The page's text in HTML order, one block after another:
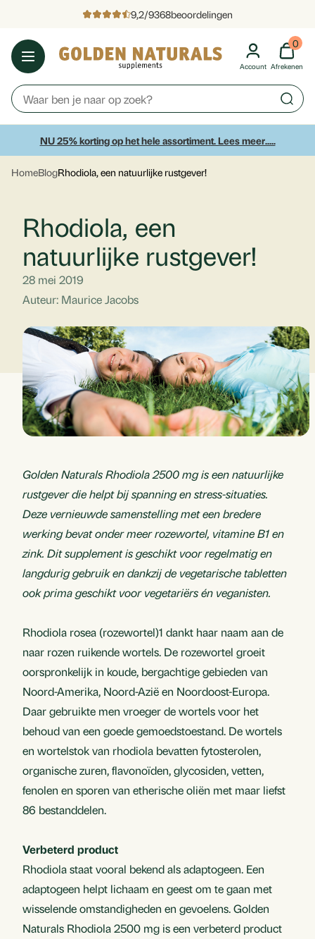
9,2/9368beoordelingen
Account
0
Afrekenen
NU 25% korting op het hele assortiment. Lees meer.....
HomeBlogRhodiola, een natuurlijke rustgever!
Rhodiola, een
natuurlijke rustgever!
28 mei 2019
Auteur: Maurice Jacobs
Golden Naturals Rhodiola 2500 mg is een natuurlijke
rustgever die helpt bij spanning en stress-situaties.
Deze vernieuwde samenstelling met een bredere
werking bevat onder meer rozewortel, vitamine B1 en
zink. Dit supplement is geschikt voor regelmatig en
langdurig gebruik en dankzij de vegetarische tabletten
ook prima geschikt voor vegetariërs én veganisten.
Rhodiola rosea (rozewortel)1 dankt haar naam aan de
naar rozen ruikende wortels. De rozewortel groeit
oorspronkelijk in koude, bergachtige gebieden van
Noord-Amerika, Noord-Azië en Noordoost-Europa.
Daar gebruikte men vroeger de wortels voor het
behoud van een goede gemoedstoestand. De wortels
en wortelstok van rhodiola bevatten fytosterolen,
organische zuren, flavonoïden, glycosiden, vetten,
fenolen en sporen van etherische oliën met maar liefst
86 bestanddelen.
Verbeterd product
Rhodiola staat vooral bekend als adaptogeen. Een
adaptogeen helpt lichaam en geest om te gaan met
wisselende omstandigheden en gevoelens. Golden
Naturals Rhodiola 2500 mg is een verbeterd product